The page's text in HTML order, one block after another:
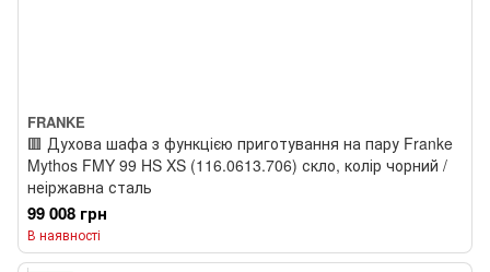
FRANKE
🟥 Духова шафа з функцією приготування на пару Franke
Mythos FMY 99 HS XS (116.0613.706) скло, колір чорний /
неіржавна сталь
99 008 грн
В наявності